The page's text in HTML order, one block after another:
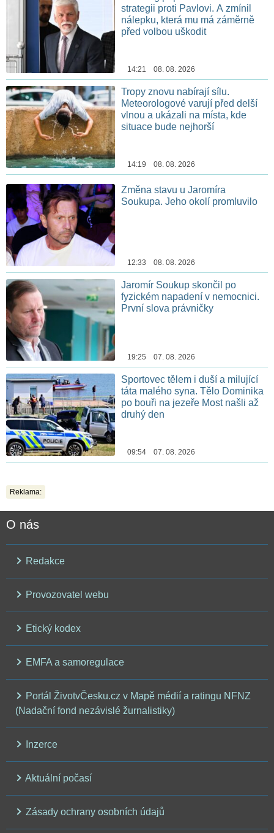
strategii proti Pavlovi. A zmínil
nálepku, která mu má záměrně
před volbou uškodit
14:21 08. 08. 2026
Tropy znovu nabírají sílu.
Meteorologové varují před delší
vlnou a ukázali na místa, kde
situace bude nejhorší
14:19 08. 08. 2026
Změna stavu u Jaromíra
Soukupa. Jeho okolí promluvilo
12:33 08. 08. 2026
Jaromír Soukup skončil po
fyzickém napadení v nemocnici.
První slova právničky
19:25 07. 08. 2026
Sportovec tělem i duší a milující
táta malého syna. Tělo Dominika
po bouři na jezeře Most našli až
druhý den
09:54 07. 08. 2026
Reklama:
O nás
Redakce
Provozovatel webu
Etický kodex
EMFA a samoregulace
Portál ŽivotvČesku.cz v Mapě médií a ratingu NFNZ
(Nadační fond nezávislé žurnalistiky)
Inzerce
Aktuální počasí
Zásady ochrany osobních údajů